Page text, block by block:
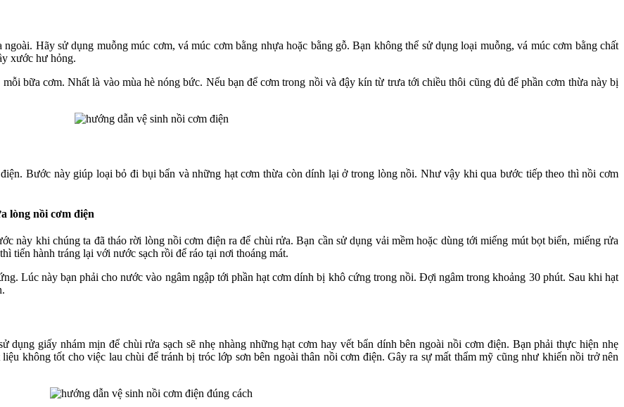
Hãy sử dụng muỗng múc cơm, vá múc cơm bằng nhựa hoặc bằng gỗ. Bạn không thể sử dụng loại muỗng, vá múc cơm bằng chất
xước hư hỏng.
bữa cơm. Nhất là vào mùa hè nóng bức. Nếu bạn để cơm trong nồi và đậy kín từ trưa tới chiều thôi cũng đủ để phần cơm thừa này bị
Bước này giúp loại bỏ đi bụi bẩn và những hạt cơm thừa còn dính lại ở trong lòng nồi. Như vậy khi qua bước tiếp theo thì nồi cơm
lòng nồi cơm điện
này khi chúng ta đã tháo rời lòng nồi cơm điện ra để chùi rửa. Bạn cần sử dụng vải mềm hoặc dùng tới miếng mút bọt biển, miếng rửa
tiến hành tráng lại với nước sạch rồi để ráo tại nơi thoáng mát.
Lúc này bạn phải cho nước vào ngâm ngập tới phần hạt cơm dính bị khô cứng trong nồi. Đợi ngâm trong khoảng 30 phút. Sau khi hạt
dụng giấy nhám mịn để chùi rửa sạch sẽ nhẹ nhàng những hạt cơm hay vết bẩn dính bên ngoài nồi cơm điện. Bạn phải thực hiện nhẹ
không tốt cho việc lau chùi để tránh bị tróc lớp sơn bên ngoài thân nồi cơm điện. Gây ra sự mất thẩm mỹ cũng như khiến nồi trở nên